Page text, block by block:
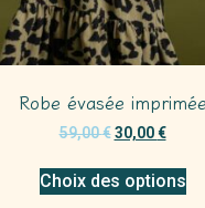
Robe évasée imprimée
59,00€ 30,00€
Choix des options